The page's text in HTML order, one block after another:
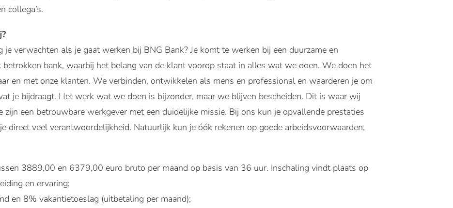
collega’s.
je verwachten als je gaat werken bij BNG Bank? Je komt te werken bij een duurzame en
betrokken bank, waarbij het belang van de klant voorop staat in alles wat we doen. We doen het
en met onze klanten. We verbinden, ontwikkelen als mens en professional en waarderen je om
je bijdraagt. Het werk wat we doen is bijzonder, maar we blijven bescheiden. Dit is waar wij
zijn een betrouwbare werkgever met een duidelijke missie. Bij ons kun je opvallende prestaties
direct veel verantwoordelijkheid. Natuurlijk kun je óók rekenen op goede arbeidsvoorwaarden,
3889,00 en 6379,00 euro bruto per maand op basis van 36 uur. Inschaling vindt plaats op
en ervaring;
en 8% vakantietoeslag (uitbetaling per maand);